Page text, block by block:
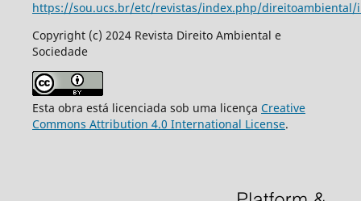
https://sou.ucs.br/etc/revistas/index.php/direitoambiental/
Copyright (c) 2024 Revista Direito Ambiental e
Sociedade
Esta obra está licenciada sob uma licença Creative
Commons Attribution 4.0 International License.